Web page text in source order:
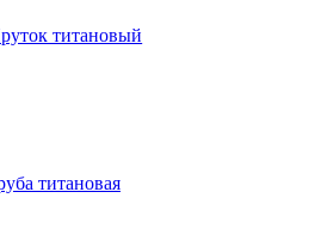
титановый
титановая